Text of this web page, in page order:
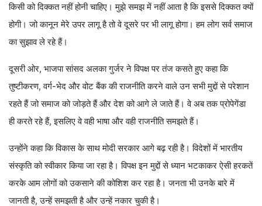
किसी को दिक्कत नहीं होनी चाहिए। मुझे समझ में नहीं आता है कि इससे दिक्कत क्यों
होगी। जो कानून मेरे उपर लागू है तो वे दूसरे पर भी लागू होगा। हम लोग सर्व समाज
का सुझाव ले रहे हैं।
दूसरी ओर, भाजपा सांसद अलका गुर्जर ने विपक्ष पर तंज कसते हुए कहा कि
तुष्टीकरण, वर्ग-भेद और वोट बैंक की राजनीति करने वाले उन सभी मुद्दों से परेशान
रहते हैं जो समाज को जोड़ते हैं और देश को आगे ले जाते हैं। वे अब तक प्रोपेगेंडा
ही करते रहे हैं, इसलिए वे वही भाषा और वही राजनीति समझते हैं।
उन्होंने कहा कि विकास के साथ मोदी सरकार आगे बढ़ रही है। विदेशों में भारतीय
संस्कृति को स्वीकार किया जा रहा है। विपक्ष इन मुद्दों से ध्यान भटकाकर ऐसी हरकतें
करके आम लोगों को उकसाने की कोशिश कर रहा है। जनता भी उनके बारे में
जानती है, उन्हें समझती है और उन्हें नकार चुकी है।